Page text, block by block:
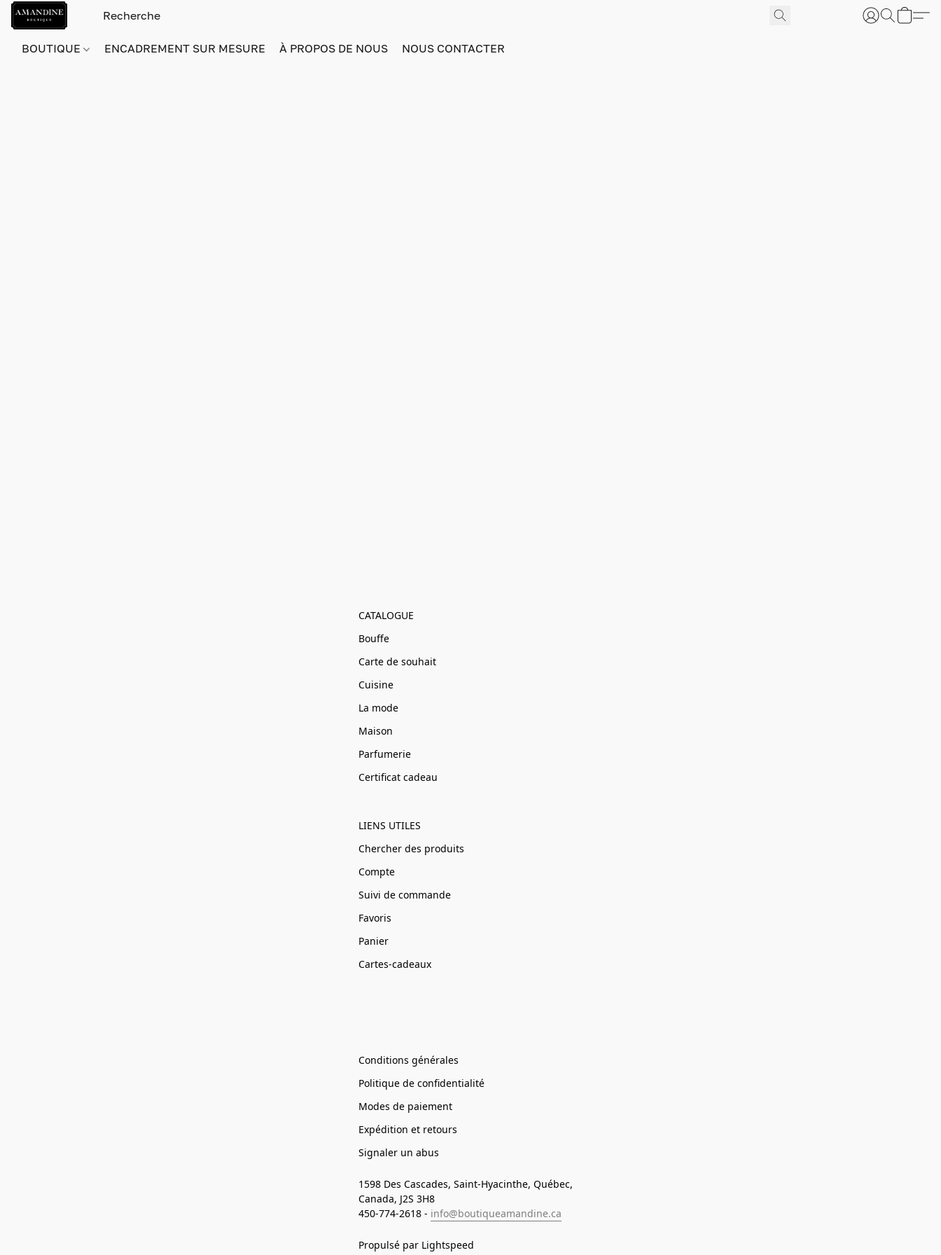
BOUTIQUE ENCADREMENT SUR MESURE À PROPOS DE NOUS NOUS CONTACTER
CATALOGUE
Bouffe
Carte de souhait
Cuisine
La mode
Maison
Parfumerie
Certificat cadeau
LIENS UTILES
Chercher des produits
Compte
Suivi de commande
Favoris
Panier
Cartes-cadeaux
Conditions générales
Politique de confidentialité
Modes de paiement
Expédition et retours
Signaler un abus
1598 Des Cascades, Saint-Hyacinthe, Québec,
Canada, J2S 3H8
450-774-2618 - info@boutiqueamandine.ca
Propulsé par Lightspeed